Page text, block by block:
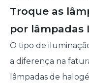
Troque as
por lâmpadas
O tipo de
a diferença na
lâmpadas de